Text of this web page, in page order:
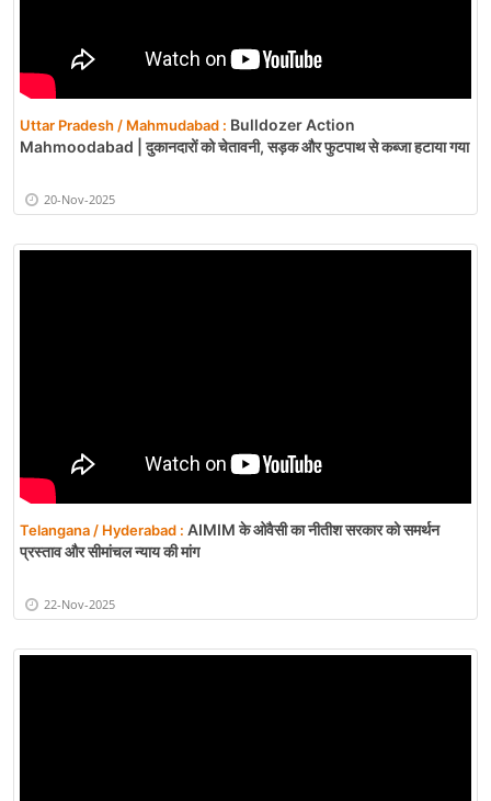
Uttar Pradesh / Mahmudabad : Bulldozer Action
Mahmoodabad | दुकानदारों को चेतावनी, सड़क और फुटपाथ से कब्जा हटाया गया
20-Nov-2025
Telangana / Hyderabad : AIMIM के ओवैसी का नीतीश सरकार को समर्थन
प्रस्ताव और सीमांचल न्याय की मांग
22-Nov-2025